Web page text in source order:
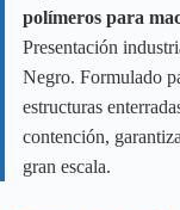
polímeros para
Presentación
Negro. Formulado
estructuras
contención,
gran escala.